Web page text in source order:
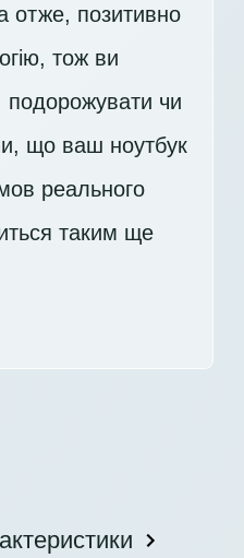
отже, позитивно
тож ви
чи
що ваш ноутбук
реального
таким ще